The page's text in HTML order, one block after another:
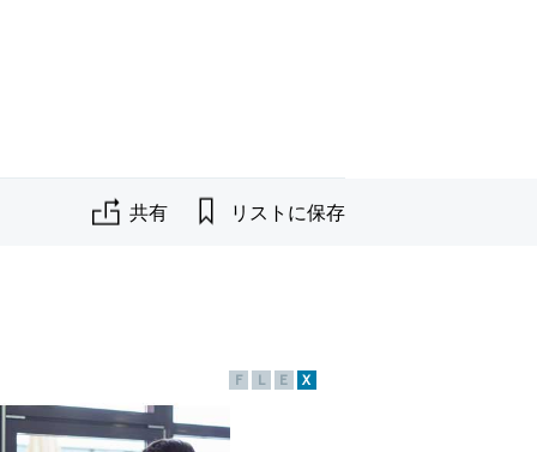
共有 リストに保存
F L E X